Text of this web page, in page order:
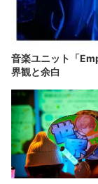
音楽ユニット「
界観と余白